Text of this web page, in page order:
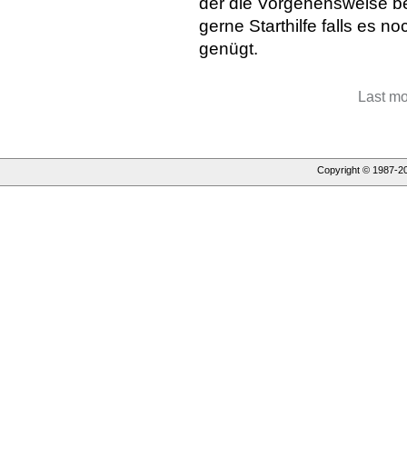
gerne Starthilfe falls es
genügt.
Last
Copyright © 1987-